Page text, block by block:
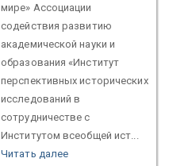
мире» Ассоциации
содействия развитию
академической науки и
образования «Институт
перспективных исторических
исследований в
сотрудничестве с
Институтом всеобщей ист...
Читать далее